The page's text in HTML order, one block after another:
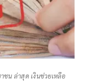
ชน ล่าสุด เงินช่วยเหลือ